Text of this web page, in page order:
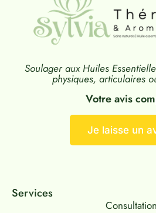
Soulager aux Huiles
physiques, articulaires
Votre avis
Je laisse un
Services
Consultation